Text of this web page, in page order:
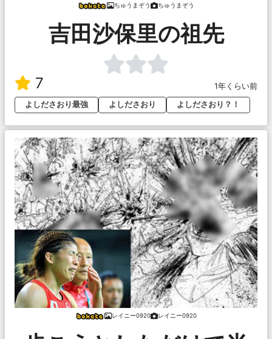
ちゅうまぞう ちゅうまぞう
吉田沙保里の祖先
7
1年くらい前
よしださおり最強
よしださおり よしださおり？！
レイニー0920 レイニー0920